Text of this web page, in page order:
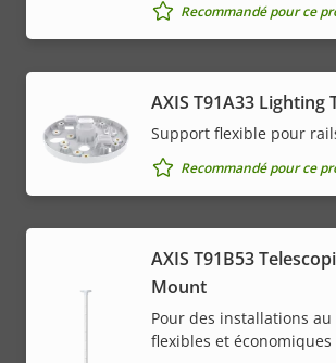
Recommandé pour ce
AXIS T91A33 Lighting
Support flexible pour
Recommandé pour ce
AXIS T91B53
Mount
Pour des installations
flexibles et économiques